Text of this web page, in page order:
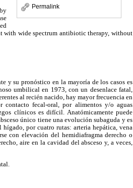
Permalink
with wide spectrum antibiotic therapy, without
y su pronóstico en la mayoría de los casos es
umbilical en 1973, con un desenlace fatal,
al recién nacido, hay mayor frecuencia en
contacto fecal-oral, por alimentos y/o aguas
clínicos es difícil. Anatómicamente puede
único tiene una evolución subaguda y es
por cuatro rutas: arteria hepática, vena
con elevación del hemidiafragma derecho o
aire en la cavidad del absceso y, a veces,